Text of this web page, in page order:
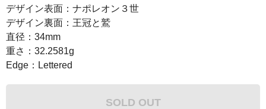
デザイン表面：ナポレオン３世
デザイン裏面：王冠と鷲
直径：34mm
重さ：32.2581g
Edge：Lettered
SOLD OUT